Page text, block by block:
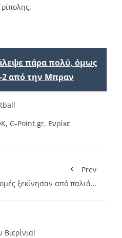
πάρα πολύ, όμως
2 από την Μπραν
, G-Point.gr, Ενρίκε
Prev
ξεκίνησαν από παλιά…